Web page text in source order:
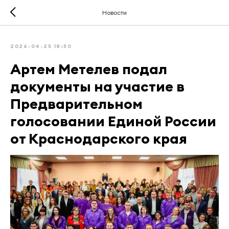
Новости
2026-04-25 18:50
Артем Метелев подал
документы на участие в
Предварительном
голосовании Единой России
от Краснодарского края